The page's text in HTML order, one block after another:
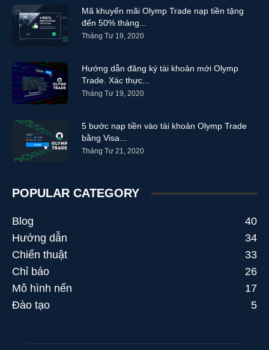
Mã khuyến mãi Olymp Trade nạp tiền tặng
đến 50% tháng...
Tháng Tư 19, 2020
Hướng dẫn đăng ký tài khoản mới Olymp
Trade. Xác thực...
Tháng Tư 19, 2020
5 bước nạp tiền vào tài khoản Olymp Trade
bằng Visa...
Tháng Tư 21, 2020
POPULAR CATEGORY
Blog
40
Hướng dẫn
34
Chiến thuật
33
Chỉ báo
26
Mô hình nến
17
Đào tạo
5